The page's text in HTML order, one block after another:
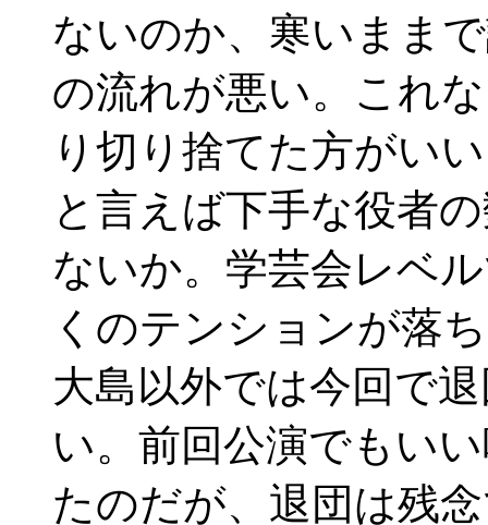
ないのか、寒いまま
の流れが悪い。これ
り切り捨てた方がい
と言えば下手な役者
ないか。学芸会レベ
くのテンションが落
大島以外では今回で
い。前回公演でもい
たのだが、退団は残